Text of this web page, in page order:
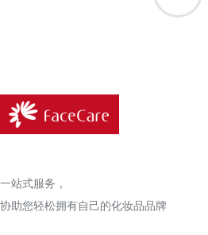
一站式服务，
协助您轻松拥有自己的化妆品品牌